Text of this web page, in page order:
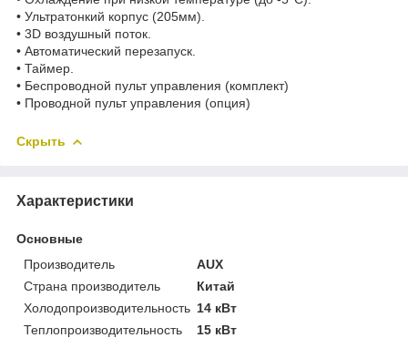
• Ультратонкий корпус (205мм).
• 3D воздушный поток.
• Автоматический перезапуск.
• Таймер.
• Беспроводной пульт управления (комплект)
• Проводной пульт управления (опция)
Скрыть
Характеристики
Основные
Производитель
AUX
Страна производитель
Китай
Холодопроизводительность 14 кВт
Теплопроизводительность
15 кВт